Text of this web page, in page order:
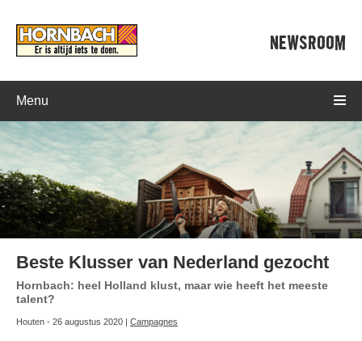
NEWSROOM
Menu
Beste Klusser van Nederland gezocht
Hornbach: heel Holland klust, maar wie heeft het meeste
talent?
Houten - 26 augustus 2020 | Campagnes